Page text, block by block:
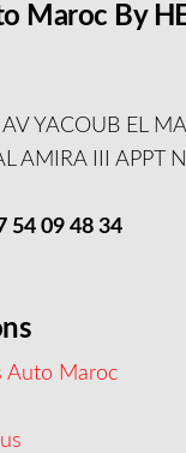
Maroc By
AV YACOUB EL
AMIRA III APPT
54 09 48 34
Auto Maroc